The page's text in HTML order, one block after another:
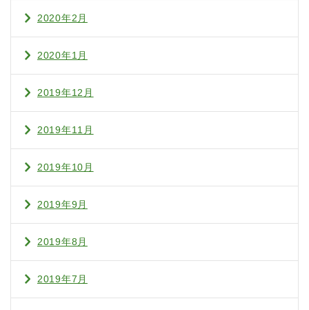
2020年2月
2020年1月
2019年12月
2019年11月
2019年10月
2019年9月
2019年8月
2019年7月